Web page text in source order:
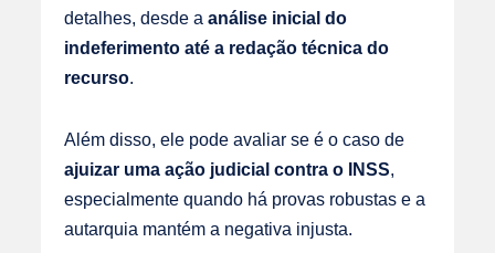
detalhes, desde aanálise inicial do
indeferimento até a redação técnica do
recurso.
Além disso, ele pode avaliar se é o caso de
ajuizar uma ação judicial contra o INSS,
especialmente quando há provas robustas e a
autarquia mantém a negativa injusta.